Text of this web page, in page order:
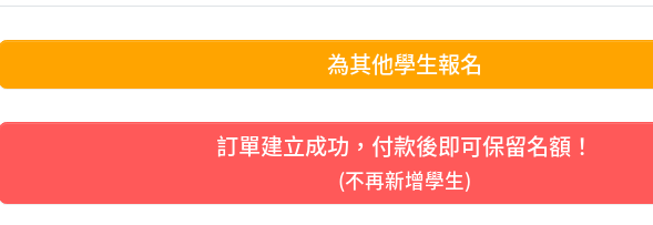
為其他學生報名
訂單建立成功，付款後即可保留名額！
(不再新增學生)